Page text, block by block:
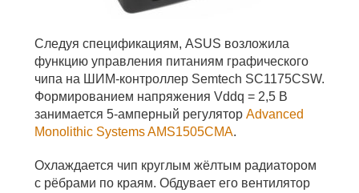
Следуя спецификациям, ASUS возложила
функцию управления питаниям графического
чипа на ШИМ-контроллер Semtech SC1175CSW.
Формированием напряжения Vddq = 2,5 В
занимается 5-амперный регуляторAdvanced
Monolithic Systems AMS1505CMA.
Охлаждается чип круглым жёлтым радиатором
с рёбрами по краям. Обдувает его вентилятор